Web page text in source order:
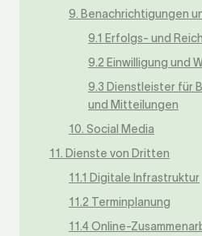
9. Benachrichtigungen
9.1 Erfolgs- und
9.2 Einwilligung und
9.3 Dienstleister für
und Mitteilungen
10. Social Media
11. Dienste von Dritten
11.1 Digitale Infrastruktur
11.2 Terminplanung
11.4 Online-